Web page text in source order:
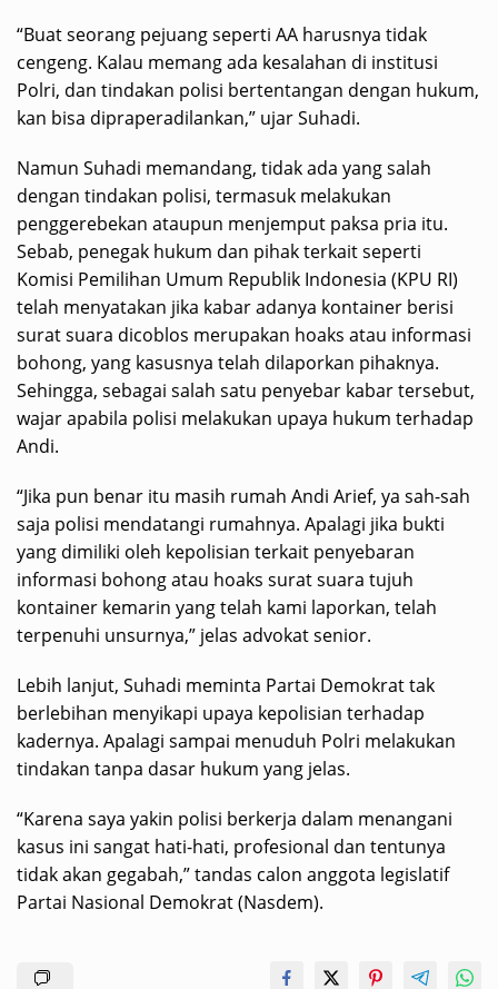
“Buat seorang pejuang seperti AA harusnya tidak
cengeng. Kalau memang ada kesalahan di institusi
Polri, dan tindakan polisi bertentangan dengan hukum,
kan bisa dipraperadilankan,” ujar Suhadi.
Namun Suhadi memandang, tidak ada yang salah
dengan tindakan polisi, termasuk melakukan
penggerebekan ataupun menjemput paksa pria itu.
Sebab, penegak hukum dan pihak terkait seperti
Komisi Pemilihan Umum Republik Indonesia (KPU RI)
telah menyatakan jika kabar adanya kontainer berisi
surat suara dicoblos merupakan hoaks atau informasi
bohong, yang kasusnya telah dilaporkan pihaknya.
Sehingga, sebagai salah satu penyebar kabar tersebut,
wajar apabila polisi melakukan upaya hukum terhadap
Andi.
“Jika pun benar itu masih rumah Andi Arief, ya sah-sah
saja polisi mendatangi rumahnya. Apalagi jika bukti
yang dimiliki oleh kepolisian terkait penyebaran
informasi bohong atau hoaks surat suara tujuh
kontainer kemarin yang telah kami laporkan, telah
terpenuhi unsurnya,” jelas advokat senior.
Lebih lanjut, Suhadi meminta Partai Demokrat tak
berlebihan menyikapi upaya kepolisian terhadap
kadernya. Apalagi sampai menuduh Polri melakukan
tindakan tanpa dasar hukum yang jelas.
“Karena saya yakin polisi berkerja dalam menangani
kasus ini sangat hati-hati, profesional dan tentunya
tidak akan gegabah,” tandas calon anggota legislatif
Partai Nasional Demokrat (Nasdem).